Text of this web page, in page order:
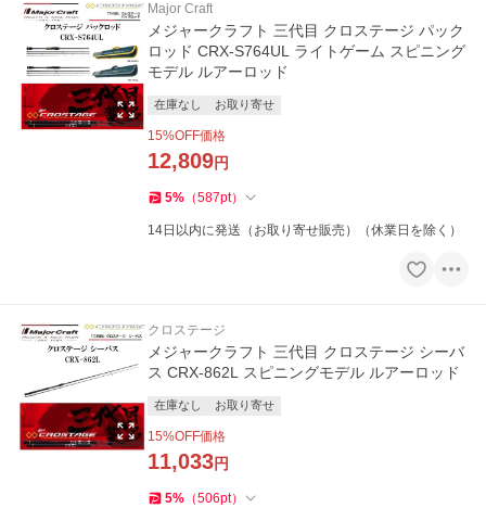
Major Craft
メジャークラフト 三代目 クロステージ パック
ロッド CRX-S764UL ライトゲーム スピニング
モデル ルアーロッド
在庫なし お取り寄せ
15%OFF価格
12,809円
5% （587pt）
14日以内に発送（お取り寄せ販売）（休業日を除く）
クロステージ
メジャークラフト 三代目 クロステージ シーバ
ス CRX-862L スピニングモデル ルアーロッド
在庫なし お取り寄せ
15%OFF価格
11,033円
5% （506pt）